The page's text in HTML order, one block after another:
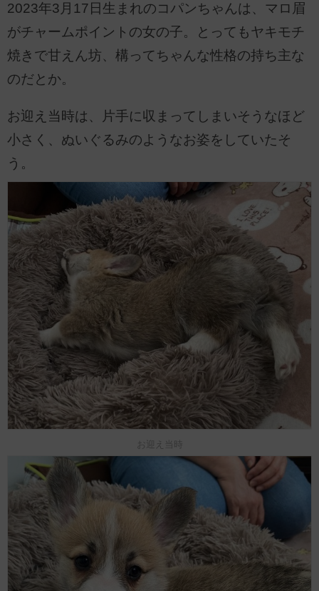
2023年3月17日生まれのコパンちゃんは、マロ眉
がチャームポイントの女の子。とってもヤキモチ
焼きで甘えん坊、構ってちゃんな性格の持ち主な
のだとか。
お迎え当時は、片手に収まってしまいそうなほど
小さく、ぬいぐるみのようなお姿をしていたそ
う。
お迎え当時